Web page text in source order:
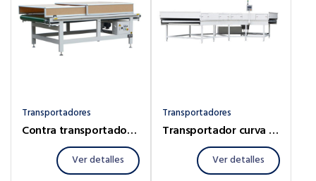
Transportadores
Contra transportadora con cubierta de polvo
Ver detalles
Transportadores
Transportador curva 45º 90º 180º
Ver detalles